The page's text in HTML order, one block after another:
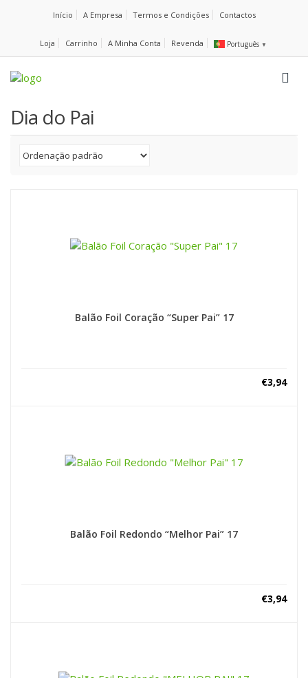
Início A Empresa Termos e Condições Contactos
Loja Carrinho A Minha Conta Revenda Português ▼
Dia do Pai
Balão Foil Coração “Super Pai” 17
€3,94
Balão Foil Redondo “Melhor Pai” 17
€3,94